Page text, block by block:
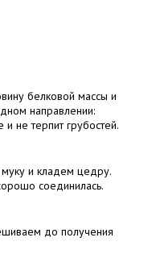
белковой массы и
направлении:
и не терпит грубостей.
и кладем цедру.
соединилась.
до получения